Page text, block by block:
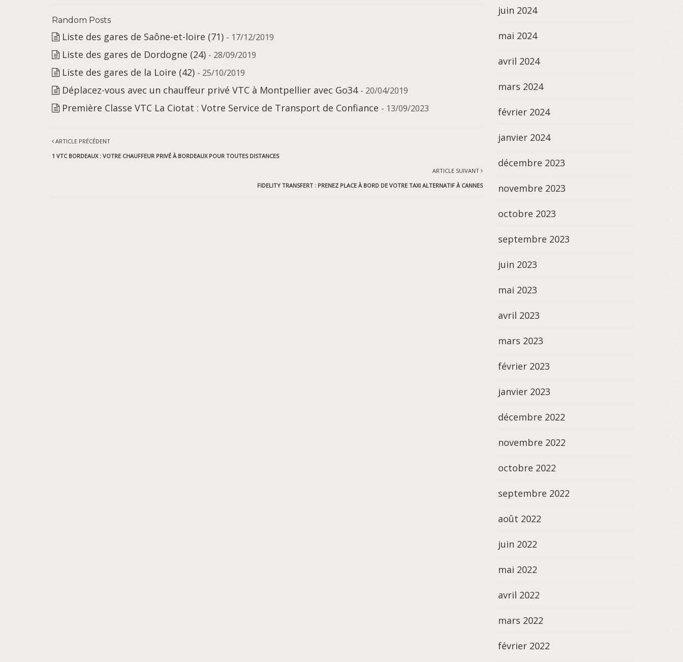
Random Posts
Liste des gares de Saône-et-loire (71) - 17/12/2019
Liste des gares de Dordogne (24) - 28/09/2019
Liste des gares de la Loire (42) - 25/10/2019
Déplacez-vous avec un chauffeur privé VTC à Montpellier avec Go34 - 20/04/2019
Première Classe VTC La Ciotat : Votre Service de Transport de Confiance - 13/09/2023
ARTICLE PRÉCÉDENT
1 VTC BORDEAUX : VOTRE CHAUFFEUR PRIVÉ À BORDEAUX POUR TOUTES DISTANCES
ARTICLE SUIVANT
FIDELITY TRANSFERT : PRENEZ PLACE À BORD DE VOTRE TAXI ALTERNATIF À CANNES
juin 2024
mai 2024
avril 2024
mars 2024
février 2024
janvier 2024
décembre 2023
novembre 2023
octobre 2023
septembre 2023
juin 2023
mai 2023
avril 2023
mars 2023
février 2023
janvier 2023
décembre 2022
novembre 2022
octobre 2022
septembre 2022
août 2022
juin 2022
mai 2022
avril 2022
mars 2022
février 2022